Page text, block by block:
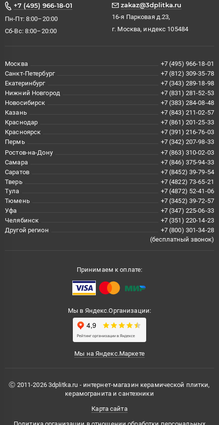
+7 (495) 966-18-01
Пн-Пт: 8:00–20:00
Сб-Вс: 8:00–20:00
zakaz@3dplitka.ru
16-я Парковая д.23,
г. Москва, индекс 105484
Москва
+7 (495) 966-18-01
Санкт-Петербург
+7 (812) 309-35-78
Екатеринбург
+7 (343) 289-18-98
Нижний Новгород
+7 (831) 281-52-53
Новосибирск
+7 (383) 284-08-48
Казань
+7 (843) 211-02-57
Краснодар
+7 (861) 201-25-33
Красноярск
+7 (391) 216-76-03
Пермь
+7 (342) 207-98-33
Ростов-на-Дону
+7 (863) 310-02-03
Самара
+7 (846) 375-94-33
Саратов
+7 (8452) 39-79-54
Тверь
+7 (4822) 73-65-21
Тула
+7 (4872) 52-41-06
Тюмень
+7 (3452) 39-72-57
Уфа
+7 (347) 225-06-33
Челябинск
+7 (351) 220-14-23
Другой регион
+7 (800) 301-34-28
(бесплатный звонок)
Принимаем к оплате:
Мы в Яндекс.Организации:
Мы на Яндекс.Маркете
Ⓒ 2011-2026 3dplitka.ru - интернет-магазин керамической плитки,
керамогранита и сантехники
Карта сайта